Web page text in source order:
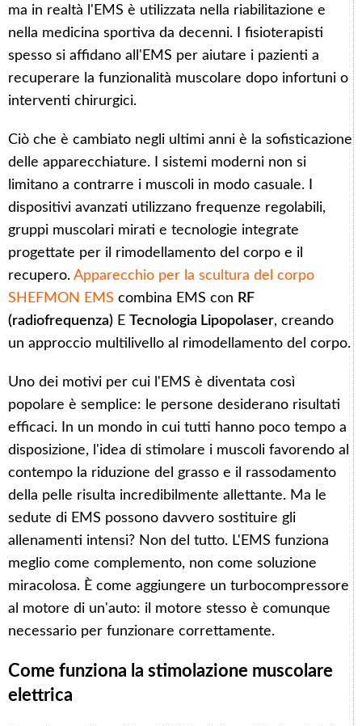
ma in realtà l'EMS è utilizzata nella riabilitazione e
nella medicina sportiva da decenni. I fisioterapisti
spesso si affidano all'EMS per aiutare i pazienti a
recuperare la funzionalità muscolare dopo infortuni o
interventi chirurgici.
Ciò che è cambiato negli ultimi anni è la sofisticazione
delle apparecchiature. I sistemi moderni non si
limitano a contrarre i muscoli in modo casuale. I
dispositivi avanzati utilizzano frequenze regolabili,
gruppi muscolari mirati e tecnologie integrate
progettate per il rimodellamento del corpo e il
recupero. Apparecchio per la scultura del corpo
SHEFMON EMS combina EMS con RF
(radiofrequenza) E Tecnologia Lipopolaser, creando
un approccio multilivello al rimodellamento del corpo.
Uno dei motivi per cui l'EMS è diventata così
popolare è semplice: le persone desiderano risultati
efficaci. In un mondo in cui tutti hanno poco tempo a
disposizione, l'idea di stimolare i muscoli favorendo al
contempo la riduzione del grasso e il rassodamento
della pelle risulta incredibilmente allettante. Ma le
sedute di EMS possono davvero sostituire gli
allenamenti intensi? Non del tutto. L'EMS funziona
meglio come complemento, non come soluzione
miracolosa. È come aggiungere un turbocompressore
al motore di un'auto: il motore stesso è comunque
necessario per funzionare correttamente.
Come funziona la stimolazione muscolare
elettrica